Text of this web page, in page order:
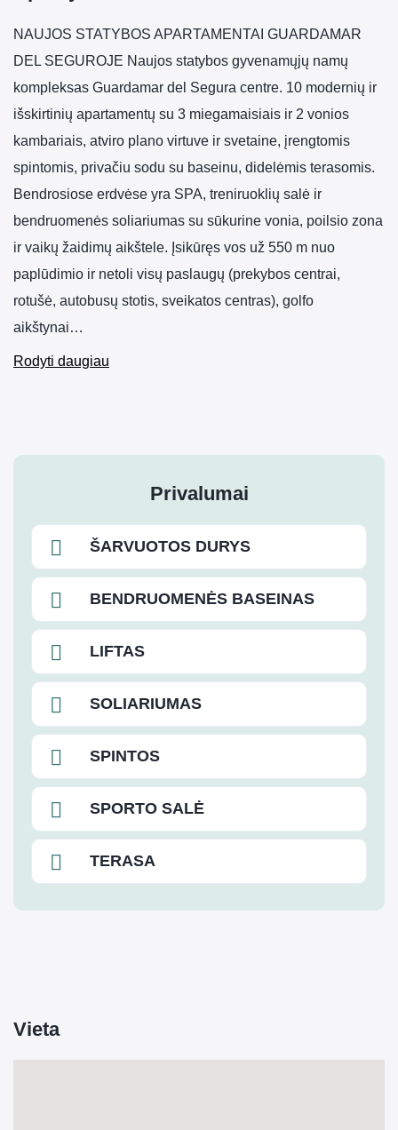
NAUJOS STATYBOS APARTAMENTAI GUARDAMAR
DEL SEGUROJE Naujos statybos gyvenamųjų namų
kompleksas Guardamar del Segura centre. 10 modernių ir
išskirtinių apartamentų su 3 miegamaisiais ir 2 vonios
kambariais, atviro plano virtuve ir svetaine, įrengtomis
spintomis, privačiu sodu su baseinu, didelėmis terasomis.
Bendrosiose erdvėse yra SPA, treniruoklių salė ir
bendruomenės soliariumas su sūkurine vonia, poilsio zona
ir vaikų žaidimų aikštele. Įsikūręs vos už 550 m nuo
paplūdimio ir netoli visų paslaugų (prekybos centrai,
rotušė, autobusų stotis, sveikatos centras), golfo
aikštynai…
Rodyti daugiau
Privalumai
ŠARVUOTOS DURYS
BENDRUOMENĖS BASEINAS
LIFTAS
SOLIARIUMAS
SPINTOS
SPORTO SALĖ
TERASA
Vieta